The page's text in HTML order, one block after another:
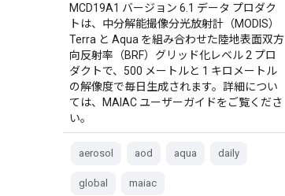
MCD19A1 バージョン 6.1 データ プロダク
トは、中分解能撮像分光放射計（MODIS）
Terra と Aqua を組み合わせた陸地表面双方
向反射率（BRF）グリッド化レベル 2 プロ
ダクトで、500 メートルと 1 キロメートル
の解像度で毎日生成されます。詳細につい
ては、MAIAC ユーザーガイドをご覧くださ
い。
aerosol aod aqua daily
global maiac